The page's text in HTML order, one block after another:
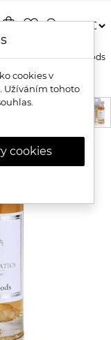
shopping_bagfavorite_bordersearch
Precious Woods
cookies v
Užíváním tohoto
cookies